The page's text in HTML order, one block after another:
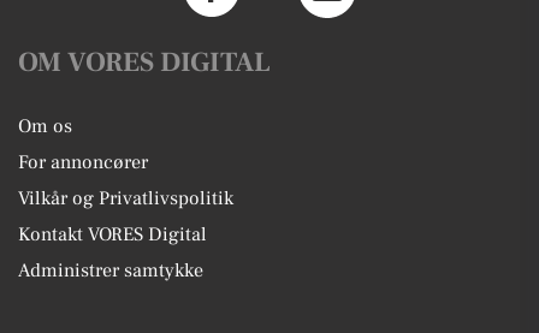
OM VORES DIGITAL
Om os
For annoncører
Vilkår og Privatlivspolitik
Kontakt VORES Digital
Administrer samtykke